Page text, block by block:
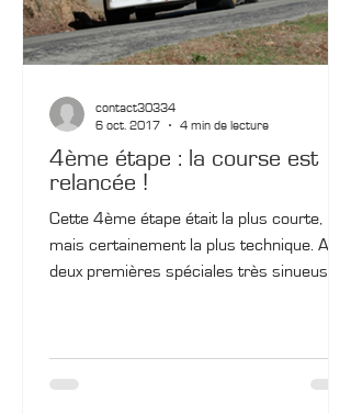
4ème étape : la course est
relancée !
Cette 4ème étape était la plus courte,
mais certainement la plus technique. Avec
deux premières spéciales très sinueuses,
contact30334
6 oct. 2017
4 min de lecture